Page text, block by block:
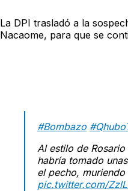
La DPI trasladó a la
Nacaome, para que se
#Bombazo
Al estilo de
habría tomado
el pecho,
pic.twitter.com/